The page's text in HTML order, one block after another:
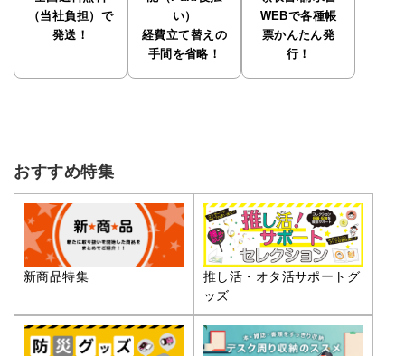
（当社負担）で
発送！
い）
経費立て替えの
手間を省略！
WEBで各種帳
票かんたん発
行！
おすすめ特集
新商品特集
推し活・オタ活サポートグ
ッズ